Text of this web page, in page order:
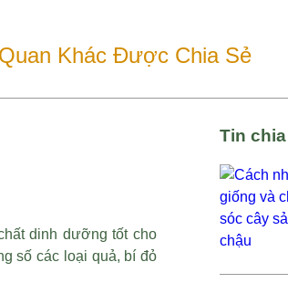
Khác Được Chia Sẻ
dinh dưỡng tốt cho
số các loại quả, bí đỏ
Tin